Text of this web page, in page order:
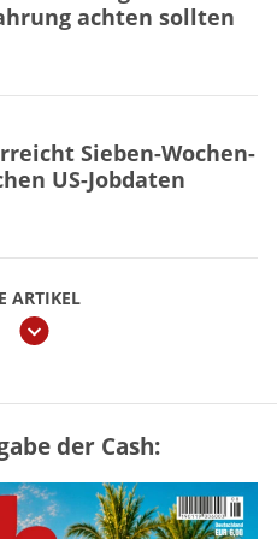
ARTIKEL
weiter
achten sollten
Sieben-Wochen-
US-Jobdaten
Wann Mieter
müssen
der Cash: